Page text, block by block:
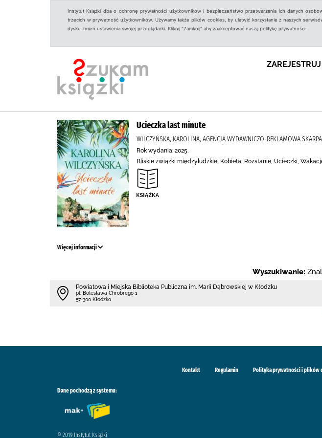
Instytut Książki dba o ochronę prywatności użytkowników i bezpieczeństwo przetwarzania ich danych
trzecich w prywatność użytkowników. Używamy także plików cookies, by ułatwić korzystanie z naszych
dysku zmień ustawienia swojej przeglądarki. Kliknij "Zamknij" aby zaakceptować naszą politykę prywatności.
Ucieczka last minute
WILCZYŃSKA, KAROLINA, AGENCJA WYDAWNICZO-REKLAMOWA
Rok wydania: 2025.
Bliskie związki międzyludzkie, Kobieta, Rozstanie, Ucieczki,
Więcej informacji
Wyszukiwanie:
Powiatowa i Miejska Biblioteka Publiczna im. Marii Dąbrowskiej w Kłodzku
pl. Bolesława Chrobrego 1
57-300 Kłodzko
Kontakt Regulamin Polityka prywatności i plików
Dane pochodzą z systemu:
© 2019 Instytut Książki